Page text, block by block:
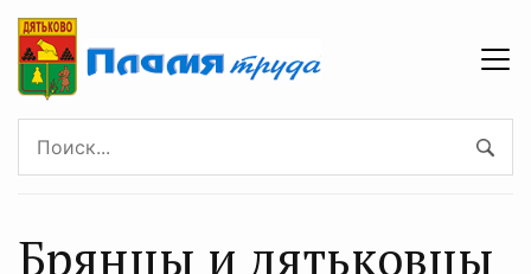
Брянцы и дятьковцы